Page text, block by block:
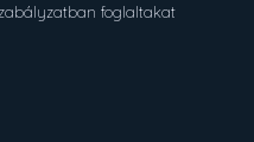
foglaltakat